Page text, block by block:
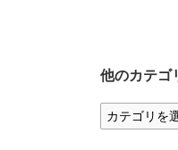
他のカテゴ